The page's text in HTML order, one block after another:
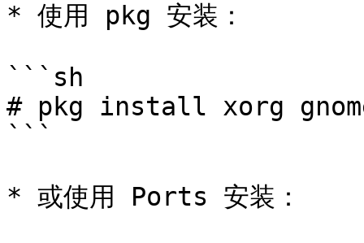
* 使用 pkg 安装：
```sh
# pkg install xorg
```
* 或使用 Ports 安装：